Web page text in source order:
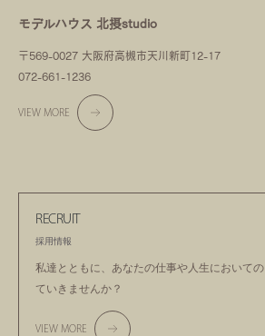
モデルハウス 北摂studio
〒569-0027 大阪府高槻市天川新町12-17
072-661-1236
VIEW MORE
RECRUIT
採用情報
私達とともに、あなたの仕事や人生においての
ていきませんか？
VIEW MORE